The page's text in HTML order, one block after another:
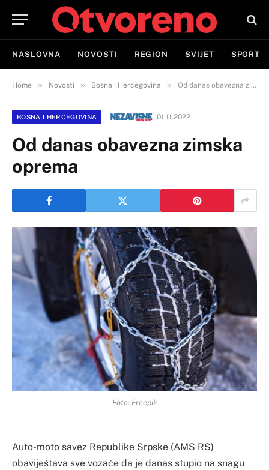
NASLOVNA NOVOSTI REGION SVIJET SPORT
Home » Novosti » Bosna i Hercegovina » Od danas obavezna zimska oprema
BOSNA I HERCEGOVINA 01.11.2022
Od danas obavezna zimska
oprema
Foto: Freepik
Auto-moto savez Republike Srpske (AMS RS)
obaviještava sve vozače da je danas stupio na snagu